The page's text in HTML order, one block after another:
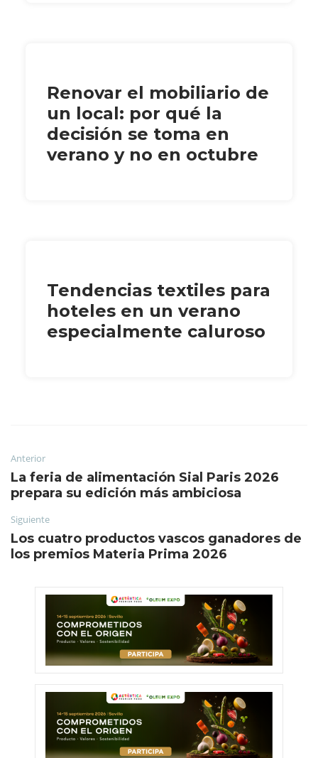
Renovar el mobiliario de
un local: por qué la
decisión se toma en
verano y no en octubre
Tendencias textiles para
hoteles en un verano
especialmente caluroso
Anterior
La feria de alimentación Sial Paris 2026
prepara su edición más ambiciosa
Siguiente
Los cuatro productos vascos ganadores de
los premios Materia Prima 2026